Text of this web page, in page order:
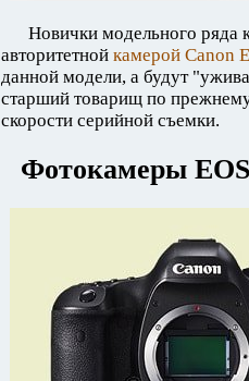
Новички модельного ряда
авторитетной камерой Canon
данной модели, а будут
старший товарищ по прежнему
скорости серийной съемки.
Фотокамеры